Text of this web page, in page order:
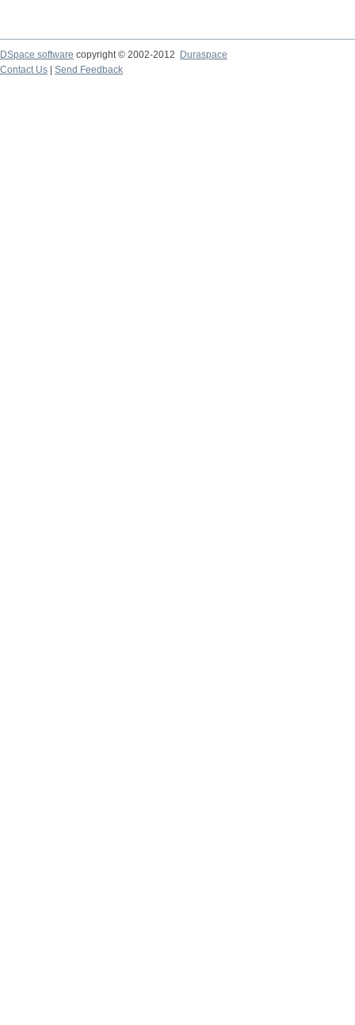
DSpace software copyright © 2002-2012
Duraspace
Contact Us
Send Feedback